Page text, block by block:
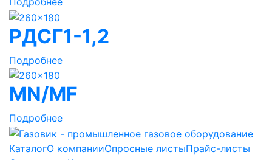
РДСГ1-1,2
Подробнее
MN/MF
Подробнее
КаталогО компанииОпросные листыПрайс-листы